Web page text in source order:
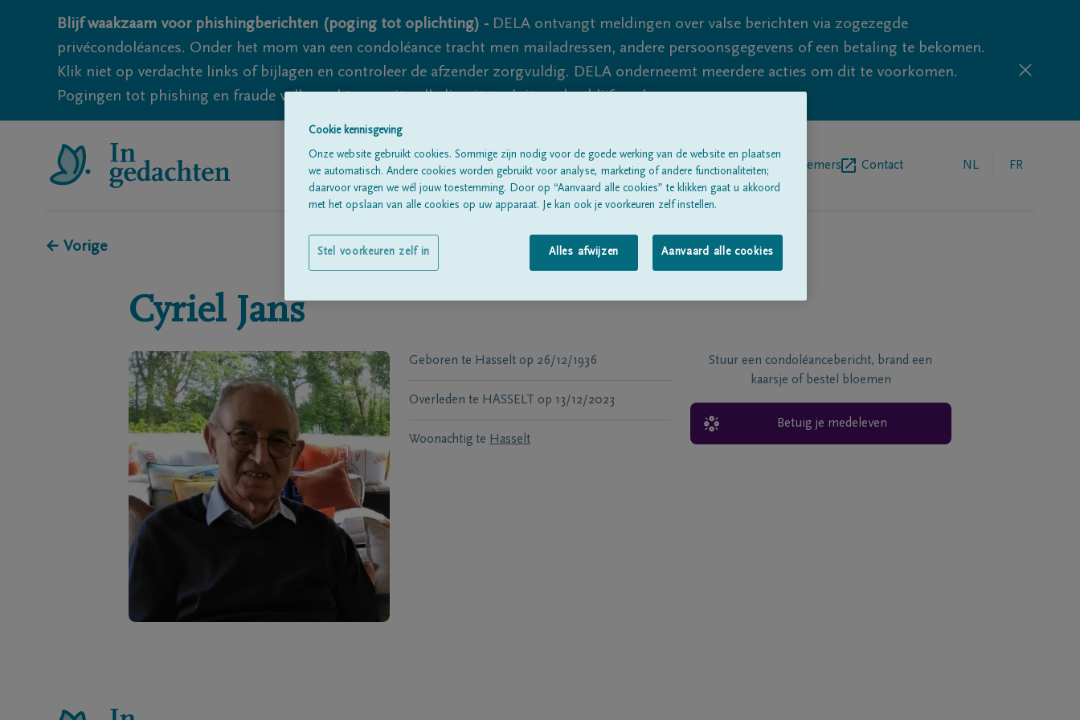
Blijf waakzaam voor phishingberichten (poging tot oplichting) - DELA ontvangt meldingen over valse berichten via zogezegde
privécondoléances. Onder het mom van een condoléance tracht men mailadressen, andere persoonsgegevens of een betaling te bekomen.
Klik niet op verdachte links of bijlagen en controleer de afzender zorgvuldig. DELA onderneemt meerdere acties om dit te voorkomen.
Pogingen tot phishing en fraude vallen echter nooit volledig uit te sluiten, dus blijf waakzaam.
Alle rouwberichten Over ons Begrafenisondernemers Contact NL FR
← Vorige
Cyriel Jans
Geboren te Hasselt op 26/12/1936
Overleden te HASSELT op 13/12/2023
Woonachtig te Hasselt
Stuur een condoléancebericht, brand een
kaarsje of bestel bloemen
Betuig je medeleven
Cookie kennisgeving
Onze website gebruikt cookies. Sommige zijn nodig voor de goede werking van de website en plaatsen
we automatisch. Andere cookies worden gebruikt voor analyse, marketing of andere functionaliteiten;
daarvoor vragen we wél jouw toestemming. Door op “Aanvaard alle cookies” te klikken gaat u akkoord
met het opslaan van alle cookies op uw apparaat. Je kan ook je voorkeuren zelf instellen.
Alles afwijzen Aanvaard alle cookies
Stel voorkeuren zelf in